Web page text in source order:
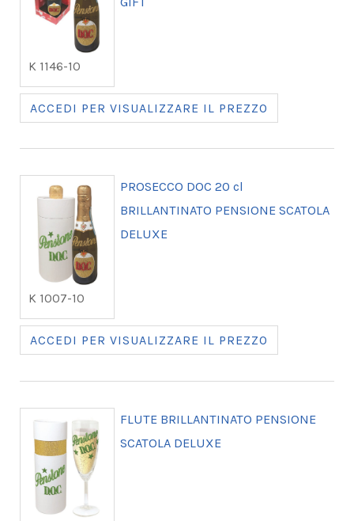
K 1146-10
ACCEDI PER VISUALIZZARE IL PREZZO
K 1007-10
PROSECCO DOC 20 cl
BRILLANTINATO PENSIONE SCATOLA
DELUXE
ACCEDI PER VISUALIZZARE IL PREZZO
FLUTE BRILLANTINATO PENSIONE
SCATOLA DELUXE